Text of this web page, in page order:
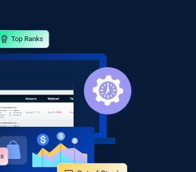
Reviews count, and
Commencer
global dataset - Collects
category URL